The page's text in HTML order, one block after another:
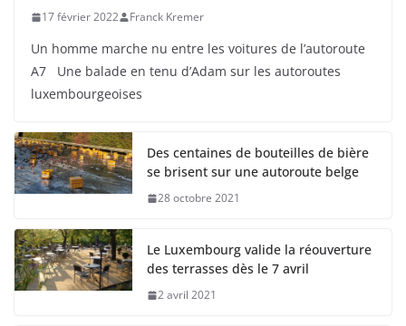
17 février 2022 Franck Kremer
Un homme marche nu entre les voitures de l’autoroute
A7 Une balade en tenu d’Adam sur les autoroutes
luxembourgeoises
Des centaines de bouteilles de bière
se brisent sur une autoroute belge
28 octobre 2021
Le Luxembourg valide la réouverture
des terrasses dès le 7 avril
2 avril 2021